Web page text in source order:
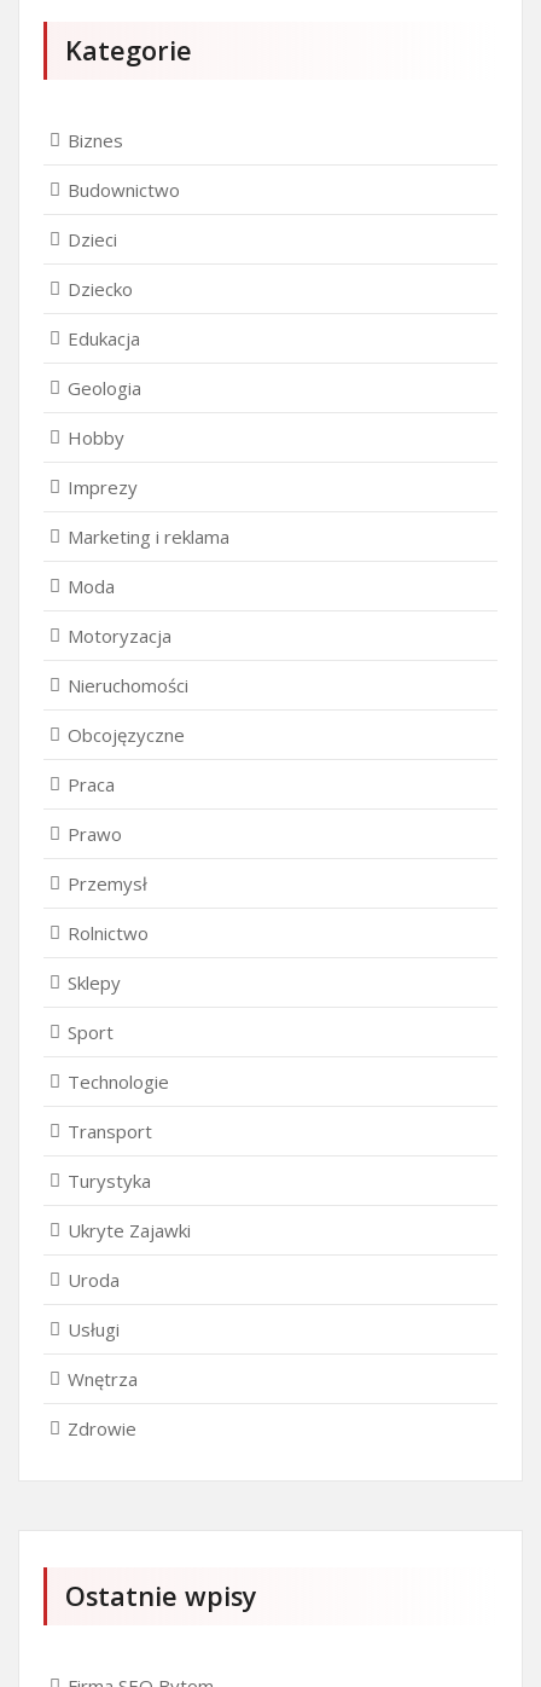
Kategorie
Biznes
Budownictwo
Dzieci
Dziecko
Edukacja
Geologia
Hobby
Imprezy
Marketing i reklama
Moda
Motoryzacja
Nieruchomości
Obcojęzyczne
Praca
Prawo
Przemysł
Rolnictwo
Sklepy
Sport
Technologie
Transport
Turystyka
Ukryte Zajawki
Uroda
Usługi
Wnętrza
Zdrowie
Ostatnie wpisy